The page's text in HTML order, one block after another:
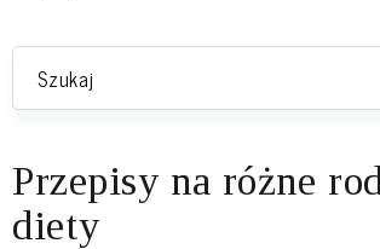
Przepisy na różne
diety